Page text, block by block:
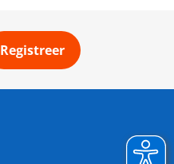
Registreer